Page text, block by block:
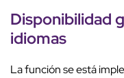
Disponibilidad
idiomas
La función se está